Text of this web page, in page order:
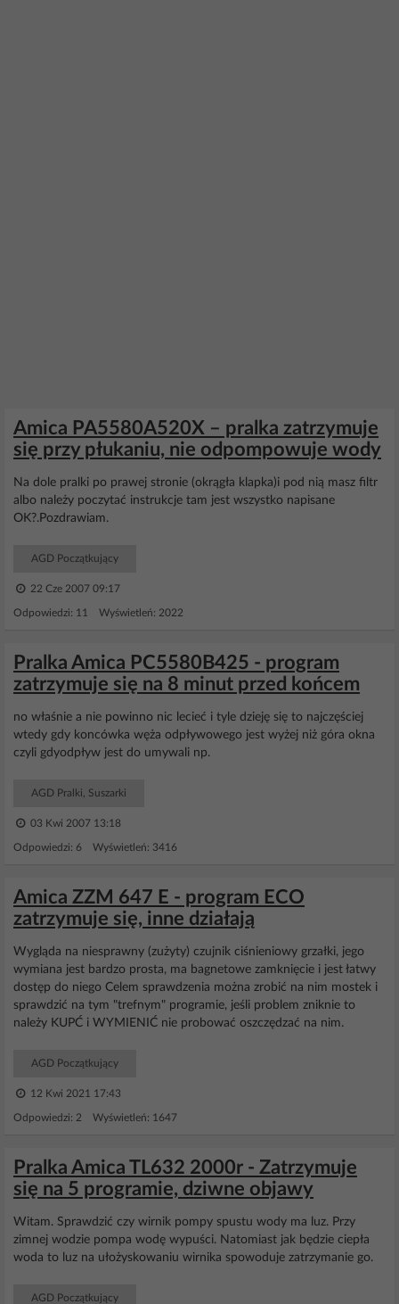
Amica PA5580A520X – pralka zatrzymuje
się przy płukaniu, nie odpompowuje wody
Na dole pralki po prawej stronie (okrągła klapka)i pod nią masz filtr
albo należy poczytać instrukcje tam jest wszystko napisane
OK?.Pozdrawiam.
AGD Początkujący
22 Cze 2007 09:17
Odpowiedzi: 11 Wyświetleń: 2022
Pralka Amica PC5580B425 - program
zatrzymuje się na 8 minut przed końcem
no właśnie a nie powinno nic lecieć i tyle dzieję się to najczęściej
wtedy gdy koncówka węża odpływowego jest wyżej niż góra okna
czyli gdyodpływ jest do umywali np.
AGD Pralki, Suszarki
03 Kwi 2007 13:18
Odpowiedzi: 6 Wyświetleń: 3416
Amica ZZM 647 E - program ECO
zatrzymuje się, inne działają
Wygląda na niesprawny (zużyty) czujnik ciśnieniowy grzałki, jego
wymiana jest bardzo prosta, ma bagnetowe zamknięcie i jest łatwy
dostęp do niego Celem sprawdzenia można zrobić na nim mostek i
sprawdzić na tym "trefnym" programie, jeśli problem zniknie to
należy KUPĆ i WYMIENIĆ nie probować oszczędzać na nim.
AGD Początkujący
12 Kwi 2021 17:43
Odpowiedzi: 2 Wyświetleń: 1647
Pralka Amica TL632 2000r - Zatrzymuje
się na 5 programie, dziwne objawy
Witam. Sprawdzić czy wirnik pompy spustu wody ma luz. Przy
zimnej wodzie pompa wodę wypuści. Natomiast jak będzie ciepła
woda to luz na ułożyskowaniu wirnika spowoduje zatrzymanie go.
AGD Początkujący